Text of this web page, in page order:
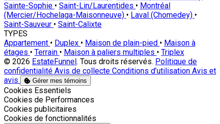
Sainte-Sophie • Saint-Lin/Laurentides • Montréal
(Mercier/Hochelaga-Maisonneuve) • Laval (Chomedey) •
Saint-Sauveur • Saint-Calixte
TYPES
Appartement • Duplex • Maison de plain-pied • Maison à
étages • Terrain • Maison à paliers multiples • Triplex
© 2026 EstateFunnel . Tous droits réservés. Politique de
confidentialité Avis de collecte Conditions d’utilisation Avis et
avis
Gérer mes témoins
Activer
Cookies Essentiels
Activer
Cookies de Performances
Activer
Cookies publicitaires
Activer
Cookies de fonctionnalités